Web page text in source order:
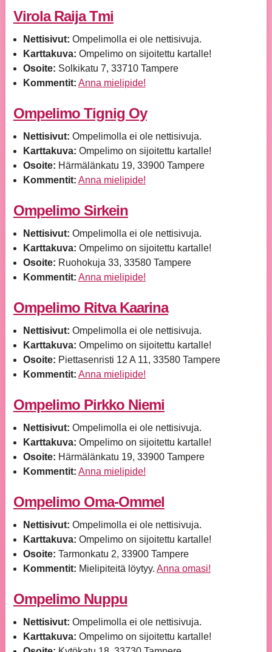
Virola Raija Tmi
Nettisivut: Ompelimolla ei ole nettisivuja.
Karttakuva: Ompelimo on sijoitettu kartalle!
Osoite: Solkikatu 7, 33710 Tampere
Kommentit: Anna mielipide!
Ompelimo Tignig Oy
Nettisivut: Ompelimolla ei ole nettisivuja.
Karttakuva: Ompelimo on sijoitettu kartalle!
Osoite: Härmälänkatu 19, 33900 Tampere
Kommentit: Anna mielipide!
Ompelimo Sirkein
Nettisivut: Ompelimolla ei ole nettisivuja.
Karttakuva: Ompelimo on sijoitettu kartalle!
Osoite: Ruohokuja 33, 33580 Tampere
Kommentit: Anna mielipide!
Ompelimo Ritva Kaarina
Nettisivut: Ompelimolla ei ole nettisivuja.
Karttakuva: Ompelimo on sijoitettu kartalle!
Osoite: Piettasenristi 12 A 11, 33580 Tampere
Kommentit: Anna mielipide!
Ompelimo Pirkko Niemi
Nettisivut: Ompelimolla ei ole nettisivuja.
Karttakuva: Ompelimo on sijoitettu kartalle!
Osoite: Härmälänkatu 19, 33900 Tampere
Kommentit: Anna mielipide!
Ompelimo Oma-Ommel
Nettisivut: Ompelimolla ei ole nettisivuja.
Karttakuva: Ompelimo on sijoitettu kartalle!
Osoite: Tarmonkatu 2, 33900 Tampere
Kommentit: Mielipiteitä löytyy. Anna omasi!
Ompelimo Nuppu
Nettisivut: Ompelimolla ei ole nettisivuja.
Karttakuva: Ompelimo on sijoitettu kartalle!